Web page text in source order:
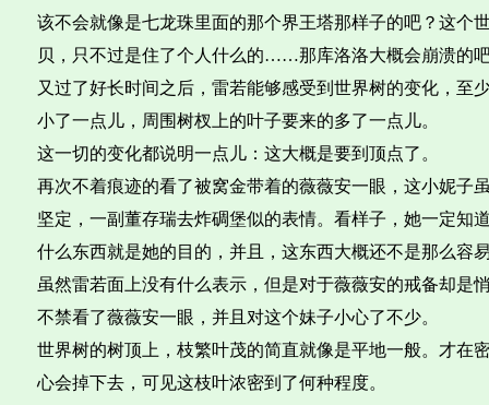
该不会就像是七龙珠里面的那个界王塔那样子的吧？这个
贝，只不过是住了个人什么的……那库洛洛大概会崩溃的
又过了好长时间之后，雷若能够感受到世界树的变化，至
小了一点儿，周围树杈上的叶子要来的多了一点儿。
这一切的变化都说明一点儿：这大概是要到顶点了。
再次不着痕迹的看了被窝金带着的薇薇安一眼，这小妮子
坚定，一副董存瑞去炸碉堡似的表情。看样子，她一定知
什么东西就是她的目的，并且，这东西大概还不是那么容
虽然雷若面上没有什么表示，但是对于薇薇安的戒备却是
不禁看了薇薇安一眼，并且对这个妹子小心了不少。
世界树的树顶上，枝繁叶茂的简直就像是平地一般。才在
心会掉下去，可见这枝叶浓密到了何种程度。